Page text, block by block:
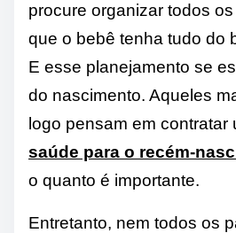
procure organizar todos
que o bebê tenha tudo do
E esse planejamento se
do nascimento. Aqueles
logo pensam em contratar
saúde para o recém-
o quanto é importante.
Entretanto, nem todos os